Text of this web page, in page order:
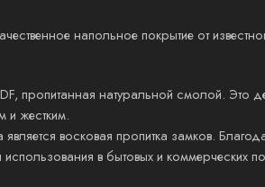
напольное покрытие от
пропитанная натуральной смолой. Это
и жестким.
восковая пропитка замков.
в бытовых и коммерческих